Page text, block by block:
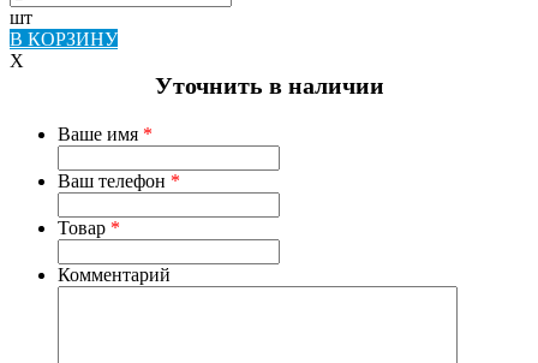
шт
В КОРЗИНУ
X
Уточнить в наличии
Ваше имя *
Ваш телефон *
Товар *
Комментарий